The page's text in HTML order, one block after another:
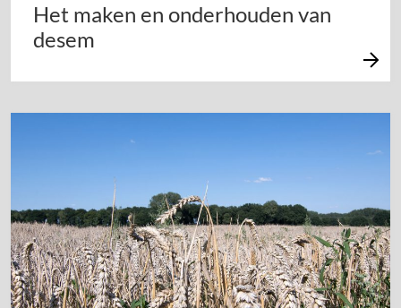
Het maken en onderhouden van
desem